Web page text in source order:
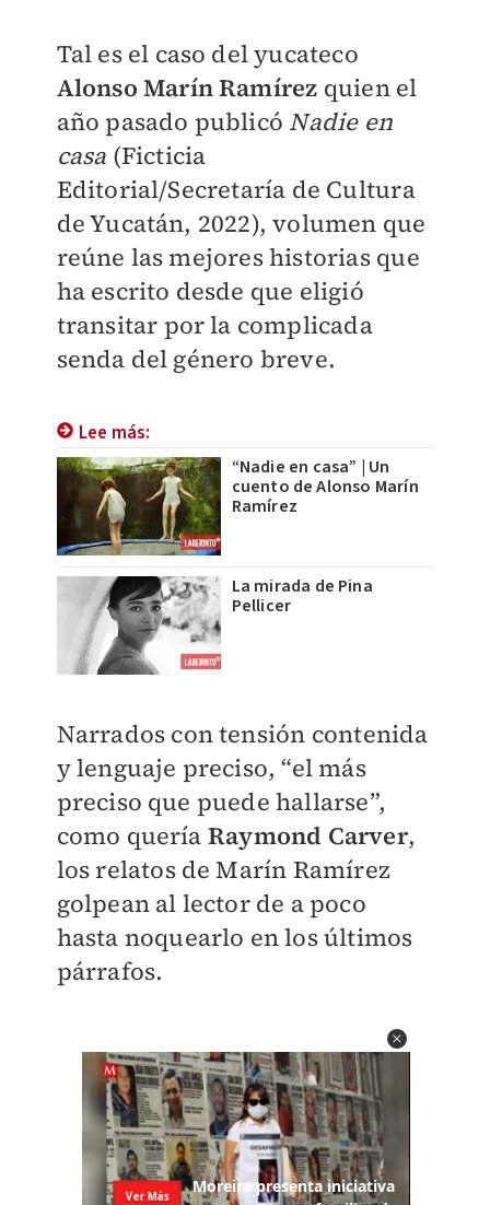
Tal es el caso del yucateco
Alonso Marín Ramírez quien el
año pasado publicó Nadie en
casa (Ficticia
Editorial/Secretaría de Cultura
de Yucatán, 2022), volumen que
reúne las mejores historias que
ha escrito desde que eligió
transitar por la complicada
senda del género breve.
Lee más:
“Nadie en casa” | Un
cuento de Alonso Marín
Ramírez
La mirada de Pina
Pellicer
Narrados con tensión contenida
y lenguaje preciso, “el más
preciso que puede hallarse”,
como quería Raymond Carver,
los relatos de Marín Ramírez
golpean al lector de a poco
hasta noquearlo en los últimos
párrafos.